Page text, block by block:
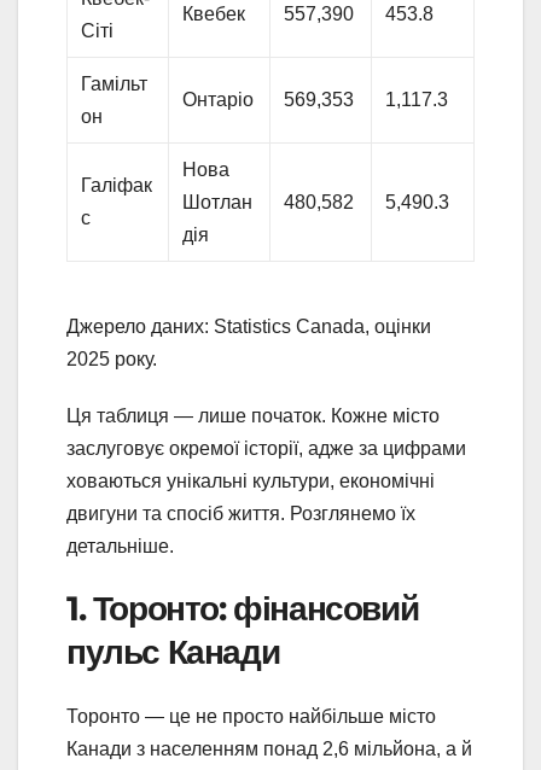
Сіті
Квебек 557,390 453.8
Гамільт
он
Онтаріо 569,353 1,117.3
Галіфак
с
Нова
Шотлан
дія
480,582 5,490.3
Джерело даних: Statistics Canada, оцінки
2025 року.
Ця таблиця — лише початок. Кожне місто
заслуговує окремої історії, адже за цифрами
ховаються унікальні культури, економічні
двигуни та спосіб життя. Розглянемо їх
детальніше.
1. Торонто: фінансовий
пульс Канади
Торонто — це не просто найбільше місто
Канади з населенням понад 2,6 мільйона, а й